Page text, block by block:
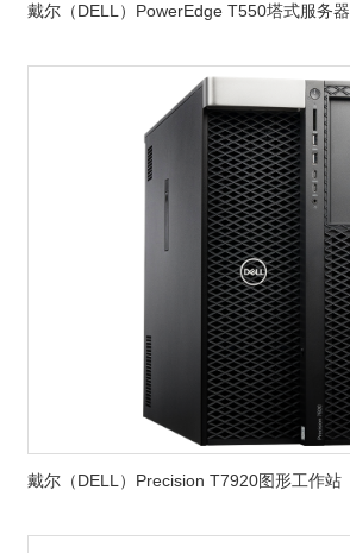
戴尔（DELL）PowerEdge T550塔式服务器
戴尔（DELL）Precision T7920图形工作站